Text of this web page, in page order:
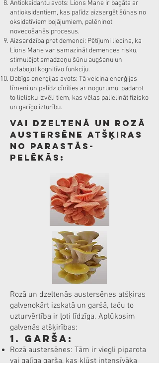
Antioksidantu avots: Lions Mane ir bagāta ar
antioksidantiem, kas palīdz aizsargāt šūnas no
oksidatīviem bojājumiem, palēninot
novecošanās procesus.
Aizsardzība pret demenci: Pētījumi liecina, ka
Lions Mane var samazināt demences risku,
stimulējot smadzeņu šūnu augšanu un
uzlabojot kognitīvo funkciju.
Dabīgs enerģijas avots: Tā veicina enerģijas
līmeni un palīdz cīnīties ar nogurumu, padarot
to lielisku izvēli tiem, kas vēlas palielināt fizisko
un garīgo izturību.
Vai dzeltenā un Rozā
austersēne atšķiras
no parastās-
pelēkās:
Rozā un dzeltenās austersēnes atšķiras
galvenokārt izskatā un garšā, taču to
uzturvērtība ir ļoti līdzīga. Aplūkosim
galvenās atšķirības:
1. Garša:
Rozā austersēnes: Tām ir viegli piparota
vai gaļīga garša, kas kļūst intensīvāka